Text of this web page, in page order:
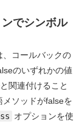
でシンボル
、コールバックの
のいずれかの値
関連付けること
メソッドがfalseを
オプションを使